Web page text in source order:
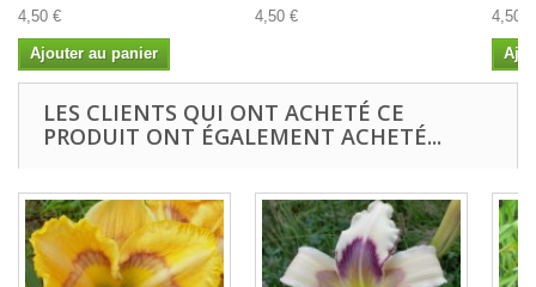
4,50 €
Ajouter au panier
4,50 € 4,50 €
LES CLIENTS QUI ONT ACHETÉ CE
PRODUIT ONT ÉGALEMENT ACHETÉ...